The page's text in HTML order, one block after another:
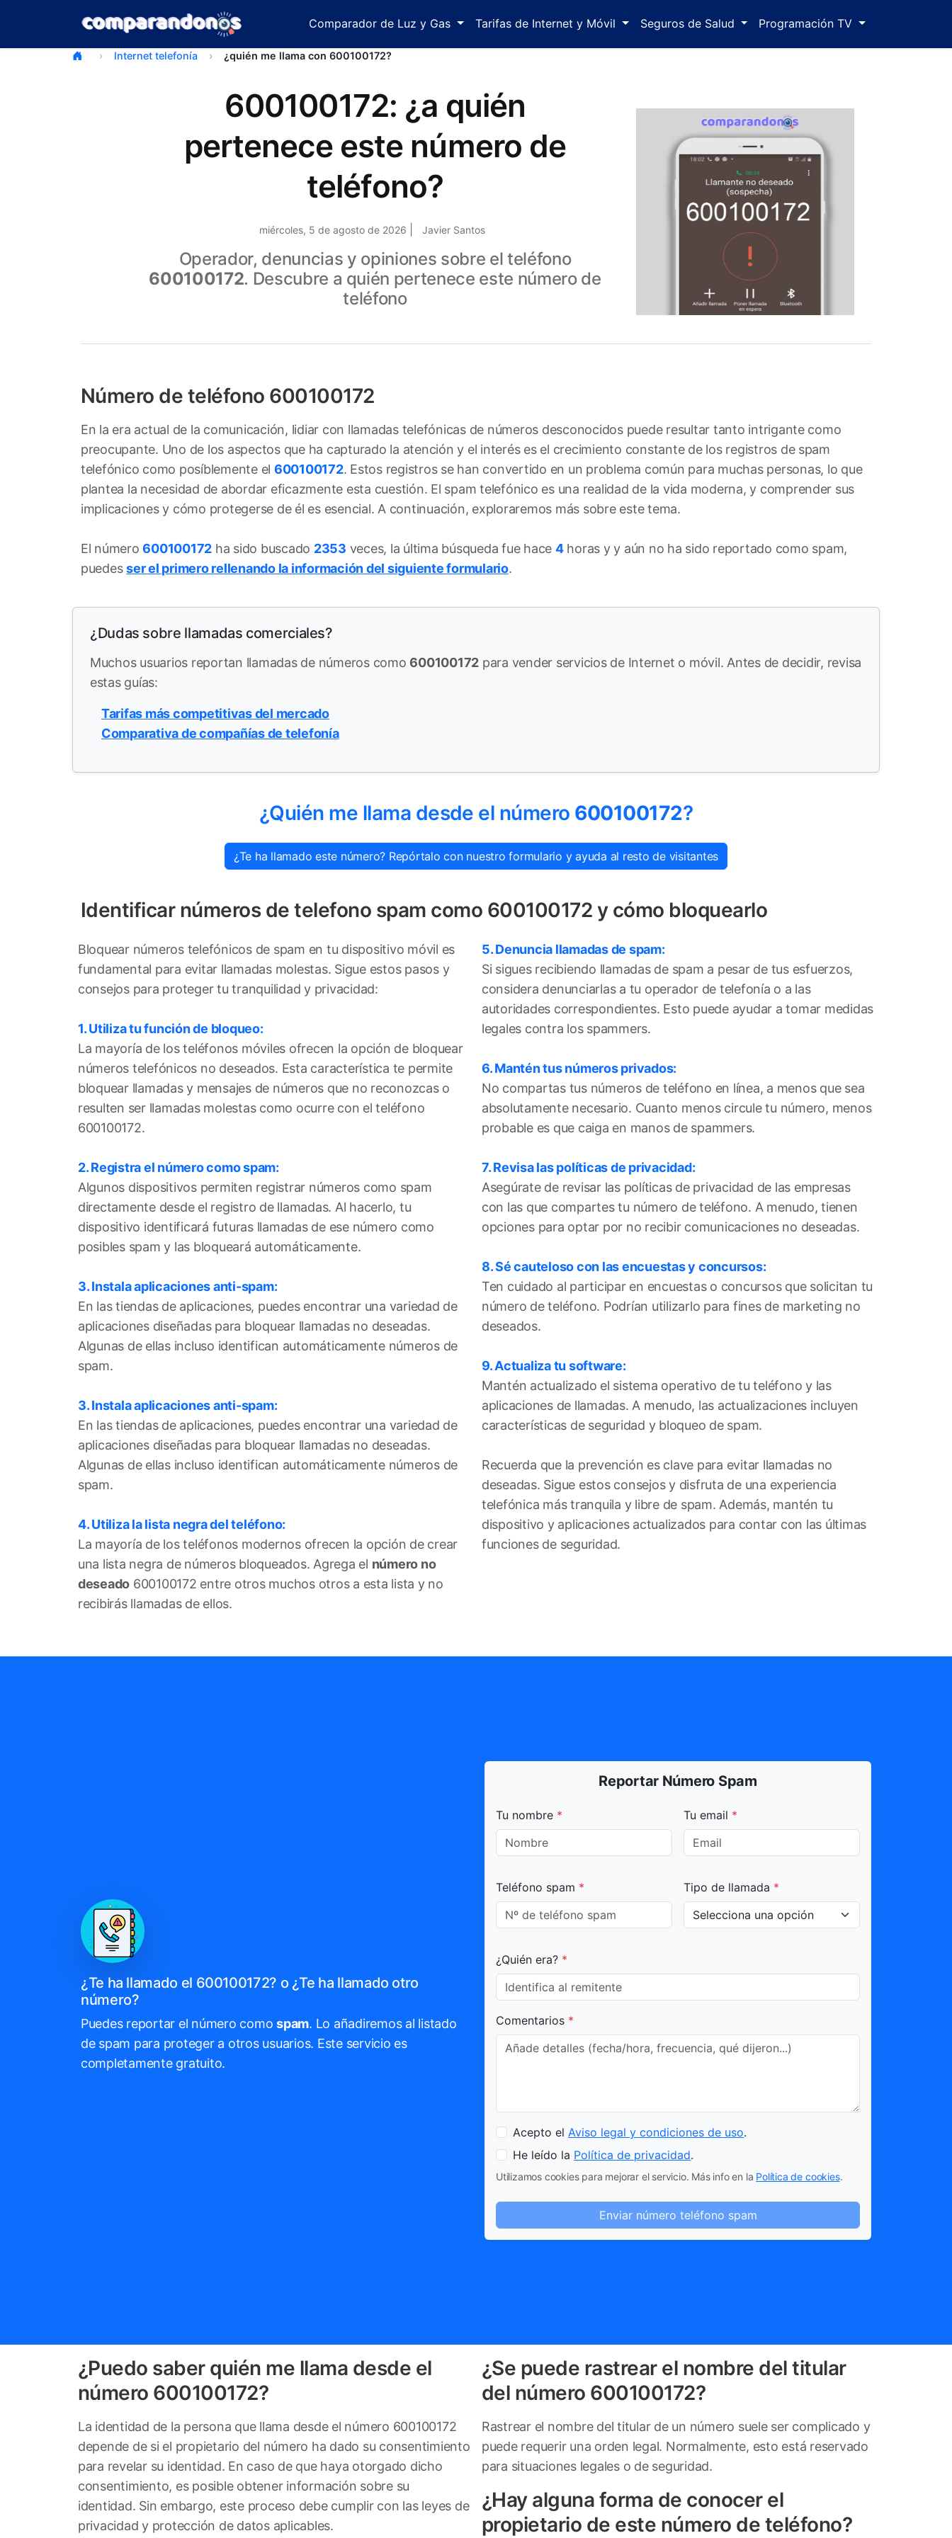
Comparador de Luz y Gas Tarifas de Internet y Móvil Seguros de Salud Programación TV
Internet telefonía ¿quién me llama con 600100172?
600100172: ¿a quién
pertenece este número de
teléfono?
miércoles, 5 de agosto de 2026 Javier Santos
Operador, denuncias y opiniones sobre el teléfono
600100172. Descubre a quién pertenece este número de
teléfono
Número de teléfono 600100172
En la era actual de la comunicación, lidiar con llamadas telefónicas de números desconocidos puede resultar tanto intrigante como
preocupante. Uno de los aspectos que ha capturado la atención y el interés es el crecimiento constante de los registros de spam
telefónico como posíblemente el 600100172. Estos registros se han convertido en un problema común para muchas personas, lo que
plantea la necesidad de abordar eficazmente esta cuestión. El spam telefónico es una realidad de la vida moderna, y comprender sus
implicaciones y cómo protegerse de él es esencial. A continuación, exploraremos más sobre este tema.
El número600100172 ha sido buscado 2353 veces, la última búsqueda fue hace 4horas y y aún no ha sido reportado como spam,
puedesser el primero rellenando la información del siguiente formulario.
¿Dudas sobre llamadas comerciales?
Muchos usuarios reportan llamadas de números como 600100172 para vender servicios de Internet o móvil. Antes de decidir, revisa
estas guías:
Tarifas más competitivas del mercado
Comparativa de compañías de telefonía
¿Quién me llama desde el número 600100172?
¿Te ha llamado este número? Repórtalo con nuestro formulario y ayuda al resto de visitantes
Identificar números de telefono spam como 600100172 y cómo bloquearlo
Bloquear números telefónicos de spam en tu dispositivo móvil es
fundamental para evitar llamadas molestas. Sigue estos pasos y
consejos para proteger tu tranquilidad y privacidad:
1. Utiliza tu función de bloqueo:
La mayoría de los teléfonos móviles ofrecen la opción de bloquear
números telefónicos no deseados. Esta característica te permite
bloquear llamadas y mensajes de números que no reconozcas o
resulten ser llamadas molestas como ocurre con el teléfono
600100172.
2. Registra el número como spam:
Algunos dispositivos permiten registrar números como spam
directamente desde el registro de llamadas. Al hacerlo, tu
dispositivo identificará futuras llamadas de ese número como
posibles spam y las bloqueará automáticamente.
3. Instala aplicaciones anti-spam:
En las tiendas de aplicaciones, puedes encontrar una variedad de
aplicaciones diseñadas para bloquear llamadas no deseadas.
Algunas de ellas incluso identifican automáticamente números de
spam.
3. Instala aplicaciones anti-spam:
En las tiendas de aplicaciones, puedes encontrar una variedad de
aplicaciones diseñadas para bloquear llamadas no deseadas.
Algunas de ellas incluso identifican automáticamente números de
spam.
4. Utiliza la lista negra del teléfono:
La mayoría de los teléfonos modernos ofrecen la opción de crear
una lista negra de números bloqueados. Agrega el número no
deseado 600100172 entre otros muchos otros a esta lista y no
recibirás llamadas de ellos.
5. Denuncia llamadas de spam:
Si sigues recibiendo llamadas de spam a pesar de tus esfuerzos,
considera denunciarlas a tu operador de telefonía o a las
autoridades correspondientes. Esto puede ayudar a tomar medidas
legales contra los spammers.
6. Mantén tus números privados:
No compartas tus números de teléfono en línea, a menos que sea
absolutamente necesario. Cuanto menos circule tu número, menos
probable es que caiga en manos de spammers.
7. Revisa las políticas de privacidad:
Asegúrate de revisar las políticas de privacidad de las empresas
con las que compartes tu número de teléfono. A menudo, tienen
opciones para optar por no recibir comunicaciones no deseadas.
8. Sé cauteloso con las encuestas y concursos:
Ten cuidado al participar en encuestas o concursos que solicitan tu
número de teléfono. Podrían utilizarlo para fines de marketing no
deseados.
9. Actualiza tu software:
Mantén actualizado el sistema operativo de tu teléfono y las
aplicaciones de llamadas. A menudo, las actualizaciones incluyen
características de seguridad y bloqueo de spam.
Recuerda que la prevención es clave para evitar llamadas no
deseadas. Sigue estos consejos y disfruta de una experiencia
telefónica más tranquila y libre de spam. Además, mantén tu
dispositivo y aplicaciones actualizados para contar con las últimas
funciones de seguridad.
¿Te ha llamado el 600100172? o ¿Te ha llamado otro
número?
Puedes reportar el número comospam. Lo añadiremos al listado
de spam para proteger a otros usuarios. Este servicio es
completamente gratuito.
Reportar Número Spam
Tu nombre * Tu email *
Teléfono spam * Tipo de llamada *
¿Quién era? *
Comentarios *
Acepto el Aviso legal y condiciones de uso.
He leído la Política de privacidad.
Utilizamos cookies para mejorar el servicio. Más info en la Política de cookies.
Enviar número teléfono spam
¿Puedo saber quién me llama desde el
número 600100172?
La identidad de la persona que llama desde el número 600100172
depende de si el propietario del número ha dado su consentimiento
para revelar su identidad. En caso de que haya otorgado dicho
consentimiento, es posible obtener información sobre su
identidad. Sin embargo, este proceso debe cumplir con las leyes de
privacidad y protección de datos aplicables.
¿Se puede rastrear el nombre del titular
del número 600100172?
Rastrear el nombre del titular de un número suele ser complicado y
puede requerir una orden legal. Normalmente, esto está reservado
para situaciones legales o de seguridad.
¿Hay alguna forma de conocer el
propietario de este número de teléfono?